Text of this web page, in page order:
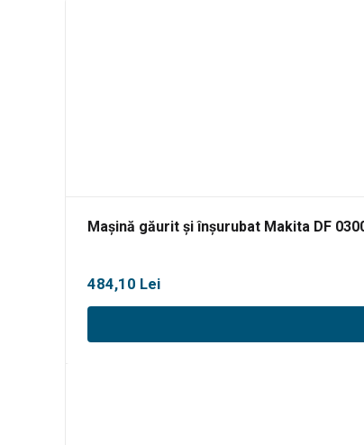
Mașină găurit și înșurubat Makita DF
484,10 Lei